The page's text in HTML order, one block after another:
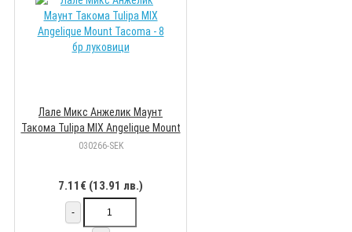
Лале Микс Анжелик Маунт
Такома Tulipa MIX Angelique Mount
Tacoma - 8 бр луковици
030266-SEK
7.11€ (13.91 лв.)
-